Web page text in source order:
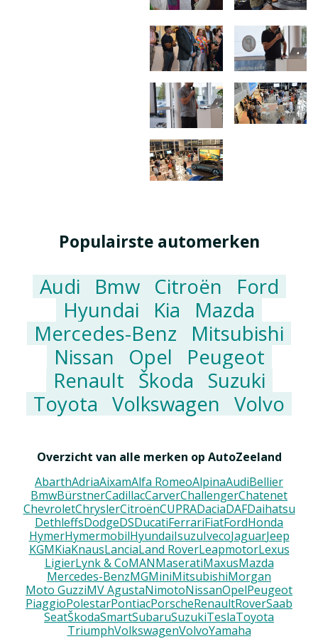
Populairste automerken
Audi Bmw Citroën
Ford
Hyundai
Kia
Mazda
Mercedes-Benz
Mitsubishi
Nissan
Opel
Peugeot
Renault Škoda
Suzuki
Toyota Volkswagen Volvo
Overzicht van alle merken op AutoZeeland
AbarthAdriaAixamAlfa RomeoAlpinaAudiBellier
BmwBürstnerCadillacCarverChallengerChatenet
ChevroletChryslerCitroënCUPRADaciaDAFDaihatsu
DethleffsDodgeDSDucatiFerrariFiatFordHonda
HymerHymermobilHyundaiIsuzuIvecoJaguarJeep
KGMKiaKnausLanciaLand RoverLeapmotorLexus
LigierLynk & CoMANMaseratiMaxusMazda
Mercedes-BenzMGMiniMitsubishiMorgan
Moto GuzziMV AgustaNimotoNissanOpelPeugeot
PiaggioPolestarPontiacPorscheRenaultRoverSaab
SeatŠkodaSmartSubaruSuzukiTeslaToyota
TriumphVolkswagenVolvoYamaha